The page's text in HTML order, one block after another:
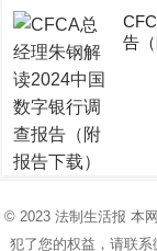
告
© 2023 法制生活报 本
犯了您的权益，请联